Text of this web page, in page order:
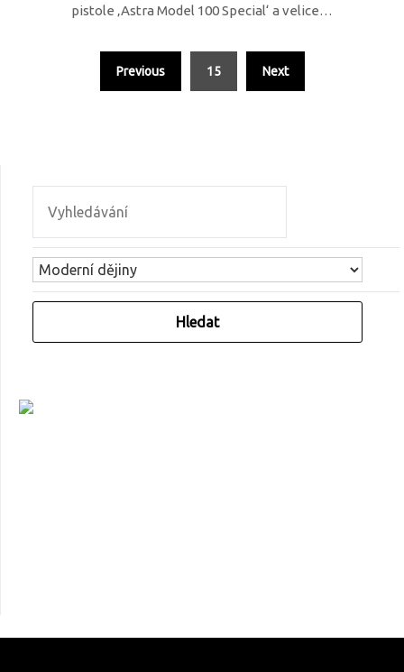
pistole ‚Astra Model 100 Special‘ a velice…
Previous 15 Next